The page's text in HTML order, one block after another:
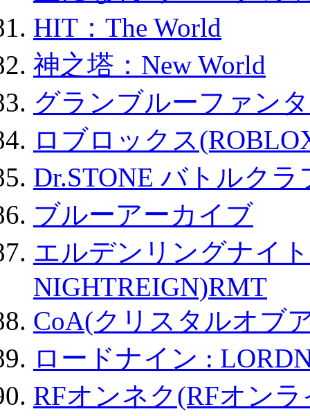
HIT：The World
神之塔：New World
グランブルーファン
ロブロックス
Dr.STONE バトルク
ブルーアーカイブ
エルデンリングナイ
NIGHTREIGN)RMT
CoA(クリスタルオブ
ロードナイン :
RFオンネク(RFオン